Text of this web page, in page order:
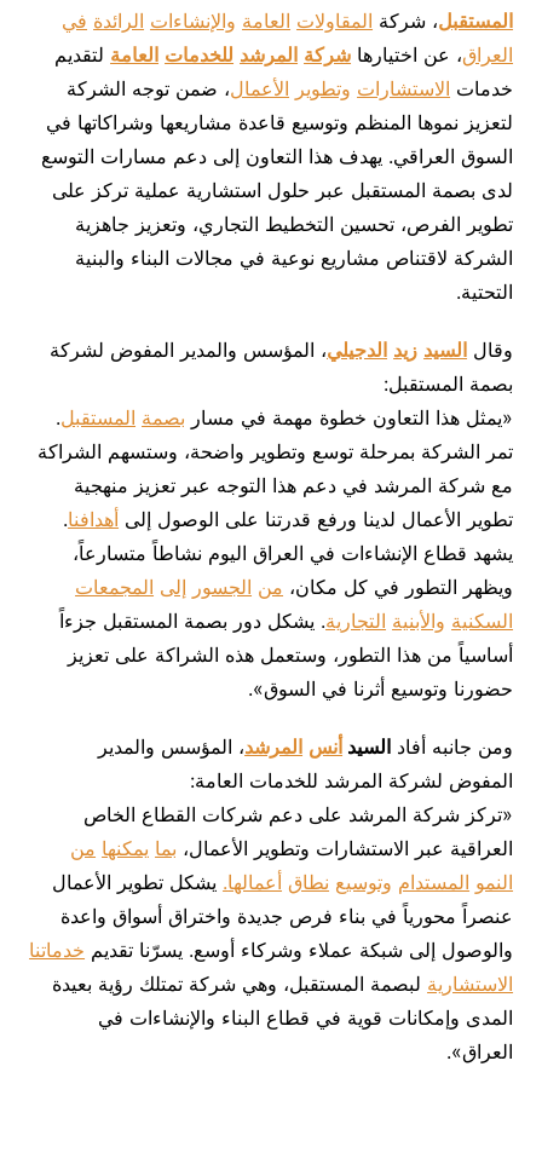
المستقبل، شركة المقاولات العامة والإنشاءات الرائدة في
العراق، عن اختيارها شركة المرشد للخدمات العامة لتقديم
خدمات الاستشارات وتطوير الأعمال، ضمن توجه الشركة
لتعزيز نموها المنظم وتوسيع قاعدة مشاريعها وشراكاتها في
السوق العراقي. يهدف هذا التعاون إلى دعم مسارات التوسع
لدى بصمة المستقبل عبر حلول استشارية عملية تركز على
تطوير الفرص، تحسين التخطيط التجاري، وتعزيز جاهزية
الشركة لاقتناص مشاريع نوعية في مجالات البناء والبنية
التحتية.
وقال السيد زيد الدجيلي، المؤسس والمدير المفوض لشركة
بصمة المستقبل:
«يمثل هذا التعاون خطوة مهمة في مسار بصمة المستقبل.
تمر الشركة بمرحلة توسع وتطوير واضحة، وستسهم الشراكة
مع شركة المرشد في دعم هذا التوجه عبر تعزيز منهجية
تطوير الأعمال لدينا ورفع قدرتنا على الوصول إلى أهدافنا.
يشهد قطاع الإنشاءات في العراق اليوم نشاطاً متسارعاً،
ويظهر التطور في كل مكان، من الجسور إلى المجمعات
السكنية والأبنية التجارية. يشكل دور بصمة المستقبل جزءاً
أساسياً من هذا التطور، وستعمل هذه الشراكة على تعزيز
حضورنا وتوسيع أثرنا في السوق».
ومن جانبه أفاد السيدأنس المرشد، المؤسس والمدير
المفوض لشركة المرشد للخدمات العامة:
«تركز شركة المرشد على دعم شركات القطاع الخاص
العراقية عبر الاستشارات وتطوير الأعمال، بما يمكنها من
النمو المستدام وتوسيع نطاق أعمالها. يشكل تطوير الأعمال
عنصراً محورياً في بناء فرص جديدة واختراق أسواق واعدة
والوصول إلى شبكة عملاء وشركاء أوسع. يسرّنا تقديم خدماتنا
الاستشارية لبصمة المستقبل، وهي شركة تمتلك رؤية بعيدة
المدى وإمكانات قوية في قطاع البناء والإنشاءات في
العراق».